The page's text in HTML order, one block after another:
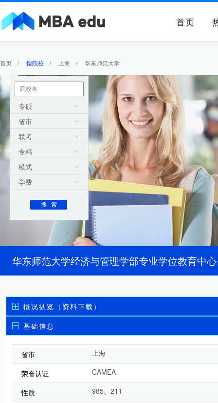
首页
首页 / 搜院校 / 上海 / 华东师范大学
华东师范大学经济与管理学部专业学位教育中
概况纵览（资料下载）
基础信息
省市 上海
荣誉认证 CAMEA
性质 985、211
专硕
省市
联考
专精
模式
学费